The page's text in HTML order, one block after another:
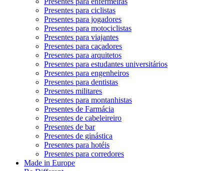
Presentes para ciclistas
Presentes para jogadores
Presentes para motociclistas
Presentes para viajantes
Presentes para caçadores
Presentes para arquitetos
Presentes para estudantes universitários
Presentes para engenheiros
Presentes para dentistas
Presentes militares
Presentes para montanhistas
Presentes de Farmácia
Presentes de cabeleireiro
Presentes de bar
Presentes de ginástica
Presentes para hotéis
Presentes para corredores
Made in Europe